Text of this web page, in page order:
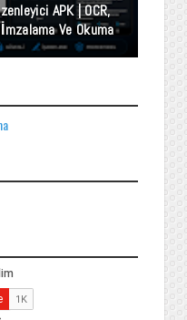
APK | OCR,
Ve Okuma